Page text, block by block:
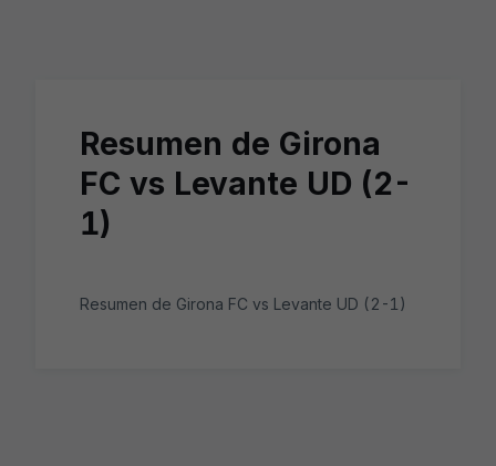
Resumen de Girona
FC vs Levante UD (2-
1)
Resumen de Girona FC vs Levante UD (2-1)